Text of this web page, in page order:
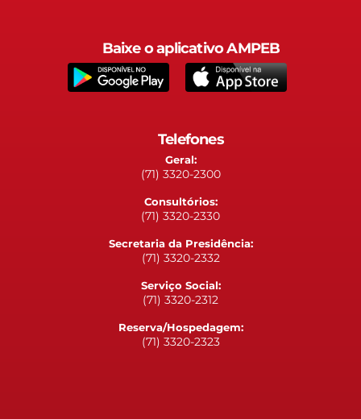
Baixe o aplicativo AMPEB
Telefones
Geral:
(71) 3320-2300
Consultórios:
(71) 3320-2330
Secretaria da Presidência:
(71) 3320-2332
Serviço Social:
(71) 3320-2312
Reserva/Hospedagem:
(71) 3320-2323